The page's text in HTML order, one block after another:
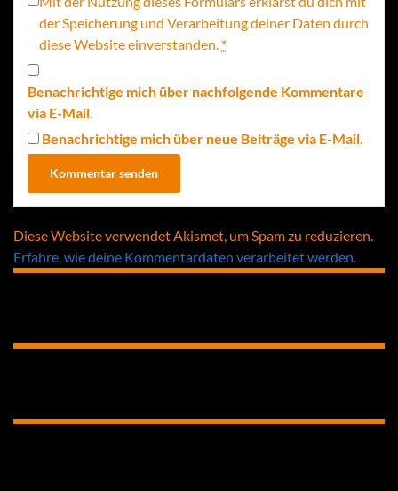
der Speicherung und Verarbeitung deiner Daten durch
diese Website einverstanden. *
Benachrichtige mich über nachfolgende Kommentare
via E-Mail.
Benachrichtige mich über neue Beiträge via E-Mail.
Diese Website verwendet Akismet, um Spam zu reduzieren.
Erfahre, wie deine Kommentardaten verarbeitet werden.